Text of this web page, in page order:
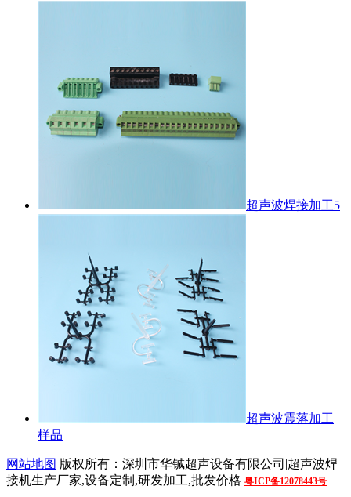
超声波焊接加工5
超声波震落加工
样品
网站地图 版权所有：深圳市华铖超声设备有限公司|超声波焊
接机生产厂家,设备定制,研发加工,批发价格 粤ICP备12078443号